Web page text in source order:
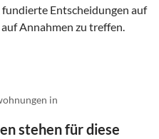
Entscheidungen auf
Annahmen zu treffen.
in
stehen für diese